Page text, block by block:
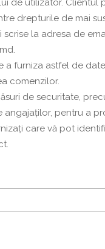
de utilizator. Clientul
drepturile de mai
scrise la adresa de
a furniza astfel de
comenzilor.
de securitate,
angajaților, pentru a
care vă pot